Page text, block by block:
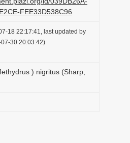
FEE33D538C96
18 22:17:41, last updated by
30 20:03:42)
) nigritus (Sharp,